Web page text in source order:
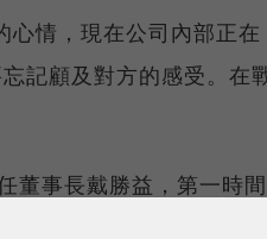
心情，現在公司內部正在
記顧及對方的感受。在
董事長戴勝益，第一時間